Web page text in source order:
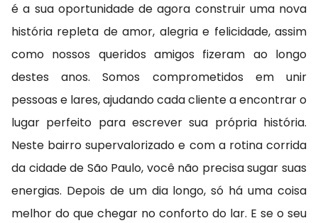
é a sua oportunidade de agora construir uma nova
história repleta de amor, alegria e felicidade, assim
como nossos queridos amigos fizeram ao longo
destes anos. Somos comprometidos em unir
pessoas e lares, ajudando cada cliente a encontrar o
lugar perfeito para escrever sua própria história.
Neste bairro supervalorizado e com a rotina corrida
da cidade de São Paulo, você não precisa sugar suas
energias. Depois de um dia longo, só há uma coisa
melhor do que chegar no conforto do lar. E se o seu